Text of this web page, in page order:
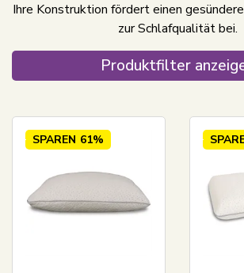
Ihre Konstruktion fördert einen
zur Schlafqualität bei.
Produktfilter
SPAREN 61%